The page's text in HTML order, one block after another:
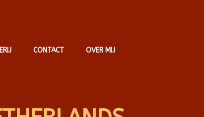
CONTACT OVER MIJ